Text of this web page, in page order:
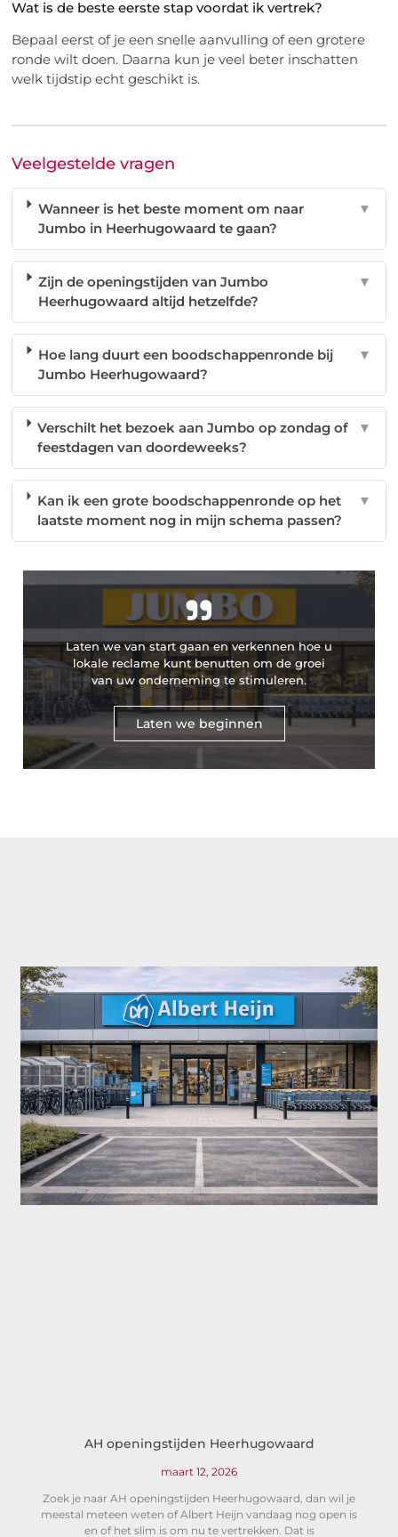
Wat is de beste eerste stap voordat ik vertrek?
Bepaal eerst of je een snelle aanvulling of een grotere
ronde wilt doen. Daarna kun je veel beter inschatten
welk tijdstip echt geschikt is.
Veelgestelde vragen
Wanneer is het beste moment om naar
Jumbo in Heerhugowaard te gaan?
▼
Zijn de openingstijden van Jumbo
Heerhugowaard altijd hetzelfde?
▼
Hoe lang duurt een boodschappenronde bij
Jumbo Heerhugowaard?
▼
Verschilt het bezoek aan Jumbo op zondag of
feestdagen van doordeweeks?
▼
Kan ik een grote boodschappenronde op het
laatste moment nog in mijn schema passen?
▼
"
Laten we van start gaan en verkennen hoe u
lokale reclame kunt benutten om de groei
van uw onderneming te stimuleren.
Laten we beginnen
AH openingstijden Heerhugowaard
maart 12, 2026
Zoek je naar AH openingstijden Heerhugowaard, dan wil je
meestal meteen weten of Albert Heijn vandaag nog open is
en of het slim is om nu te vertrekken. Dat is